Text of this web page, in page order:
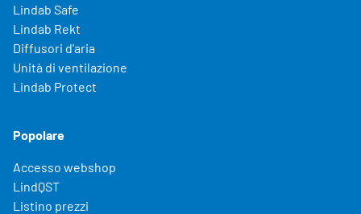
Lindab Safe
Lindab Rekt
Diffusori d'aria
Unità di ventilazione
Lindab Protect
Popolare
Accesso webshop
LindQST
Listino prezzi